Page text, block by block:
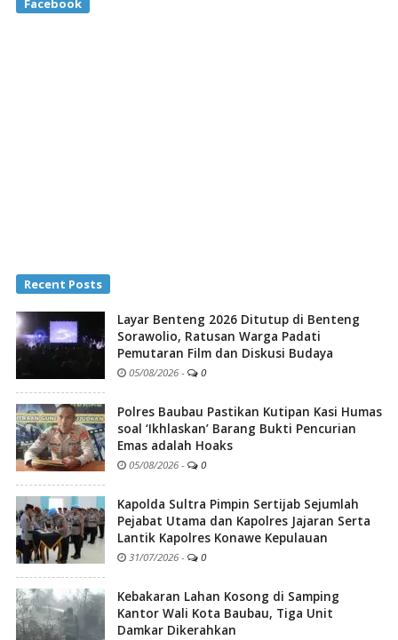
Facebook
Recent Posts
Layar Benteng 2026 Ditutup di Benteng
Sorawolio, Ratusan Warga Padati
Pemutaran Film dan Diskusi Budaya
05/08/2026 - 0
Polres Baubau Pastikan Kutipan Kasi Humas
soal ‘Ikhlaskan’ Barang Bukti Pencurian
Emas adalah Hoaks
05/08/2026 - 0
Kapolda Sultra Pimpin Sertijab Sejumlah
Pejabat Utama dan Kapolres Jajaran Serta
Lantik Kapolres Konawe Kepulauan
31/07/2026 - 0
Kebakaran Lahan Kosong di Samping
Kantor Wali Kota Baubau, Tiga Unit
Damkar Dikerahkan